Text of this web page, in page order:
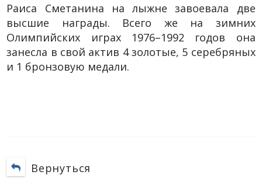
Раиса Сметанина на лыжне завоевала две
высшие награды. Всего же на зимних
Олимпийских играх 1976–1992 годов она
занесла в свой актив 4 золотые, 5 серебряных
и 1 бронзовую медали.
Вернуться